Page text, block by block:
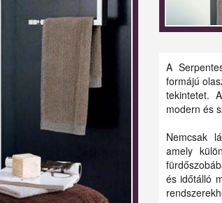
A
formájú
tekintetet.
modern és
Nemcsak
amely
és időtálló